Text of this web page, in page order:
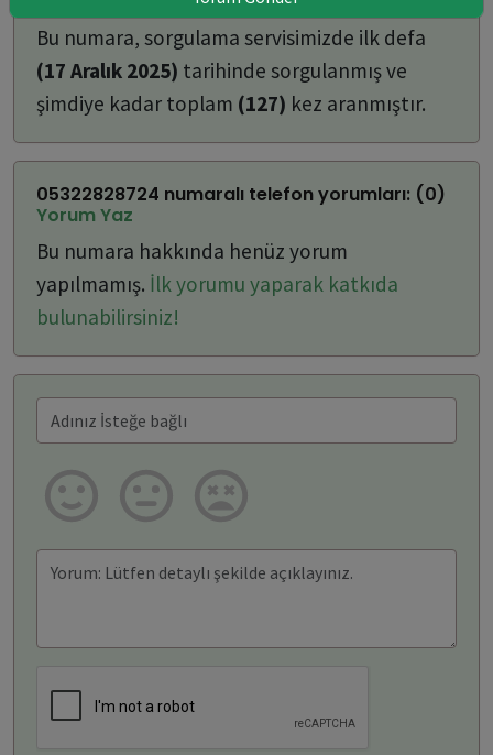
Bu numara, sorgulama servisimizde ilk defa
(17 Aralık 2025) tarihinde sorgulanmış ve
şimdiye kadar toplam (127) kez aranmıştır.
05322828724 numaralı telefon yorumları: (0)
Yorum Yaz
Bu numara hakkında henüz yorum
yapılmamış. İlk yorumu yaparak katkıda
bulunabilirsiniz!